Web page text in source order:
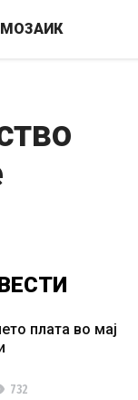
МОЗАИК
плата во мај
732